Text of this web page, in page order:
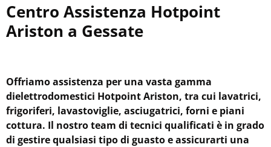
Centro Assistenza Hotpoint
Ariston a Gessate
Offriamo assistenza per una vasta gamma
dielettrodomestici Hotpoint Ariston, tra cui lavatrici,
frigoriferi, lavastoviglie, asciugatrici, forni e piani
cottura. Il nostro team di tecnici qualificati è in grado
di gestire qualsiasi tipo di guasto e assicurarti una